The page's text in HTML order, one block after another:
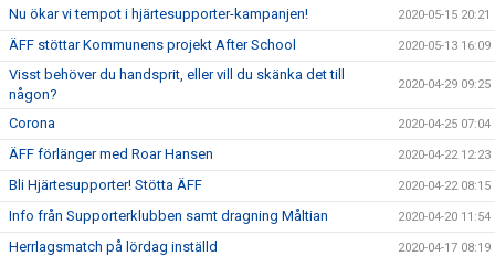
Nu ökar vi tempot i hjärtesupporter-kampanjen! 2020-05-15 20:21
ÄFF stöttar Kommunens projekt After School 2020-05-13 16:09
Visst behöver du handsprit, eller vill du skänka det till
någon?
2020-04-29 09:25
Corona 2020-04-25 07:04
ÄFF förlänger med Roar Hansen 2020-04-22 12:23
Bli Hjärtesupporter! Stötta ÄFF 2020-04-22 08:15
Info från Supporterklubben samt dragning Måltian 2020-04-20 11:54
Herrlagsmatch på lördag inställd 2020-04-17 08:19